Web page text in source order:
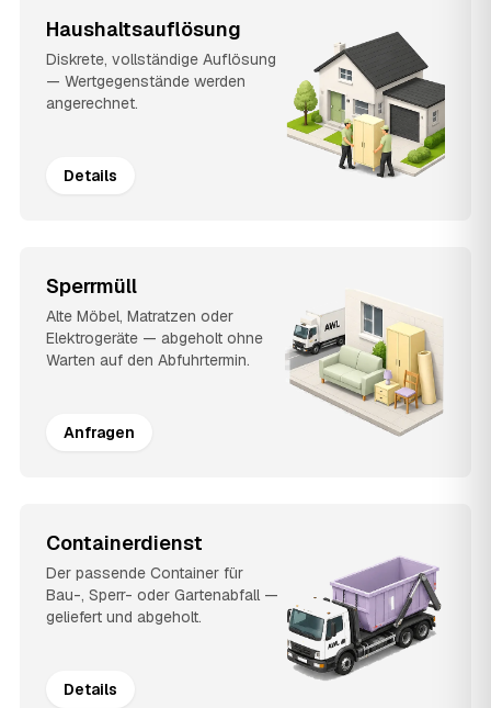
Haushaltsauflösung
Diskrete, vollständige Auflösung
— Wertgegenstände werden
angerechnet.
Details
Sperrmüll
Alte Möbel, Matratzen oder
Elektrogeräte — abgeholt ohne
Warten auf den Abfuhrtermin.
Anfragen
Containerdienst
Der passende Container für
Bau-, Sperr- oder Gartenabfall —
geliefert und abgeholt.
Details